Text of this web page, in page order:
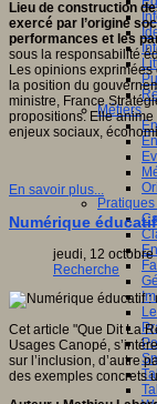
Métiers
Lieu de construction
exercé par l’origine
performances et les
sous la responsabilité
Les opinions exprimées
la position du
ministre, France
propositions. Elle
enjeux sociaux,
En savoir plus...
Numérique
jeudi, 12 octobre
Recherche
Cet article "Que Dit La
Usages Canopé,
sur l’inclusion, d’autre
des exemples concrets